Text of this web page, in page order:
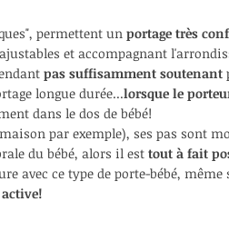
permettent un portage très
et accompagnant
pas suffisamment soutenant
longue durée...lorsque le
dans le dos de bébé!
par exemple), ses pas sont
du bébé, alors il est tout à fait
avec ce type de porte-bébé, même